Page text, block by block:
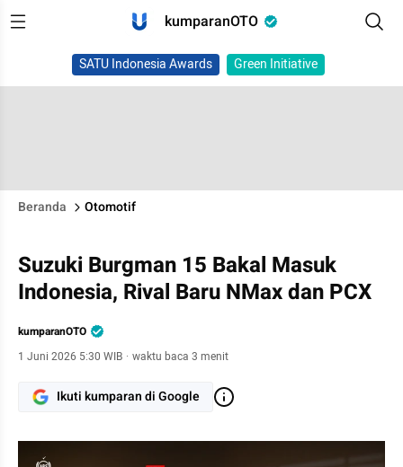
kumparanOTO
SATU Indonesia Awards Green Initiative
Beranda Otomotif
Suzuki Burgman 15 Bakal Masuk
Indonesia, Rival Baru NMax dan PCX
kumparanOTO
1 Juni 2026 5:30 WIB · waktu baca 3 menit
Ikuti kumparan di Google